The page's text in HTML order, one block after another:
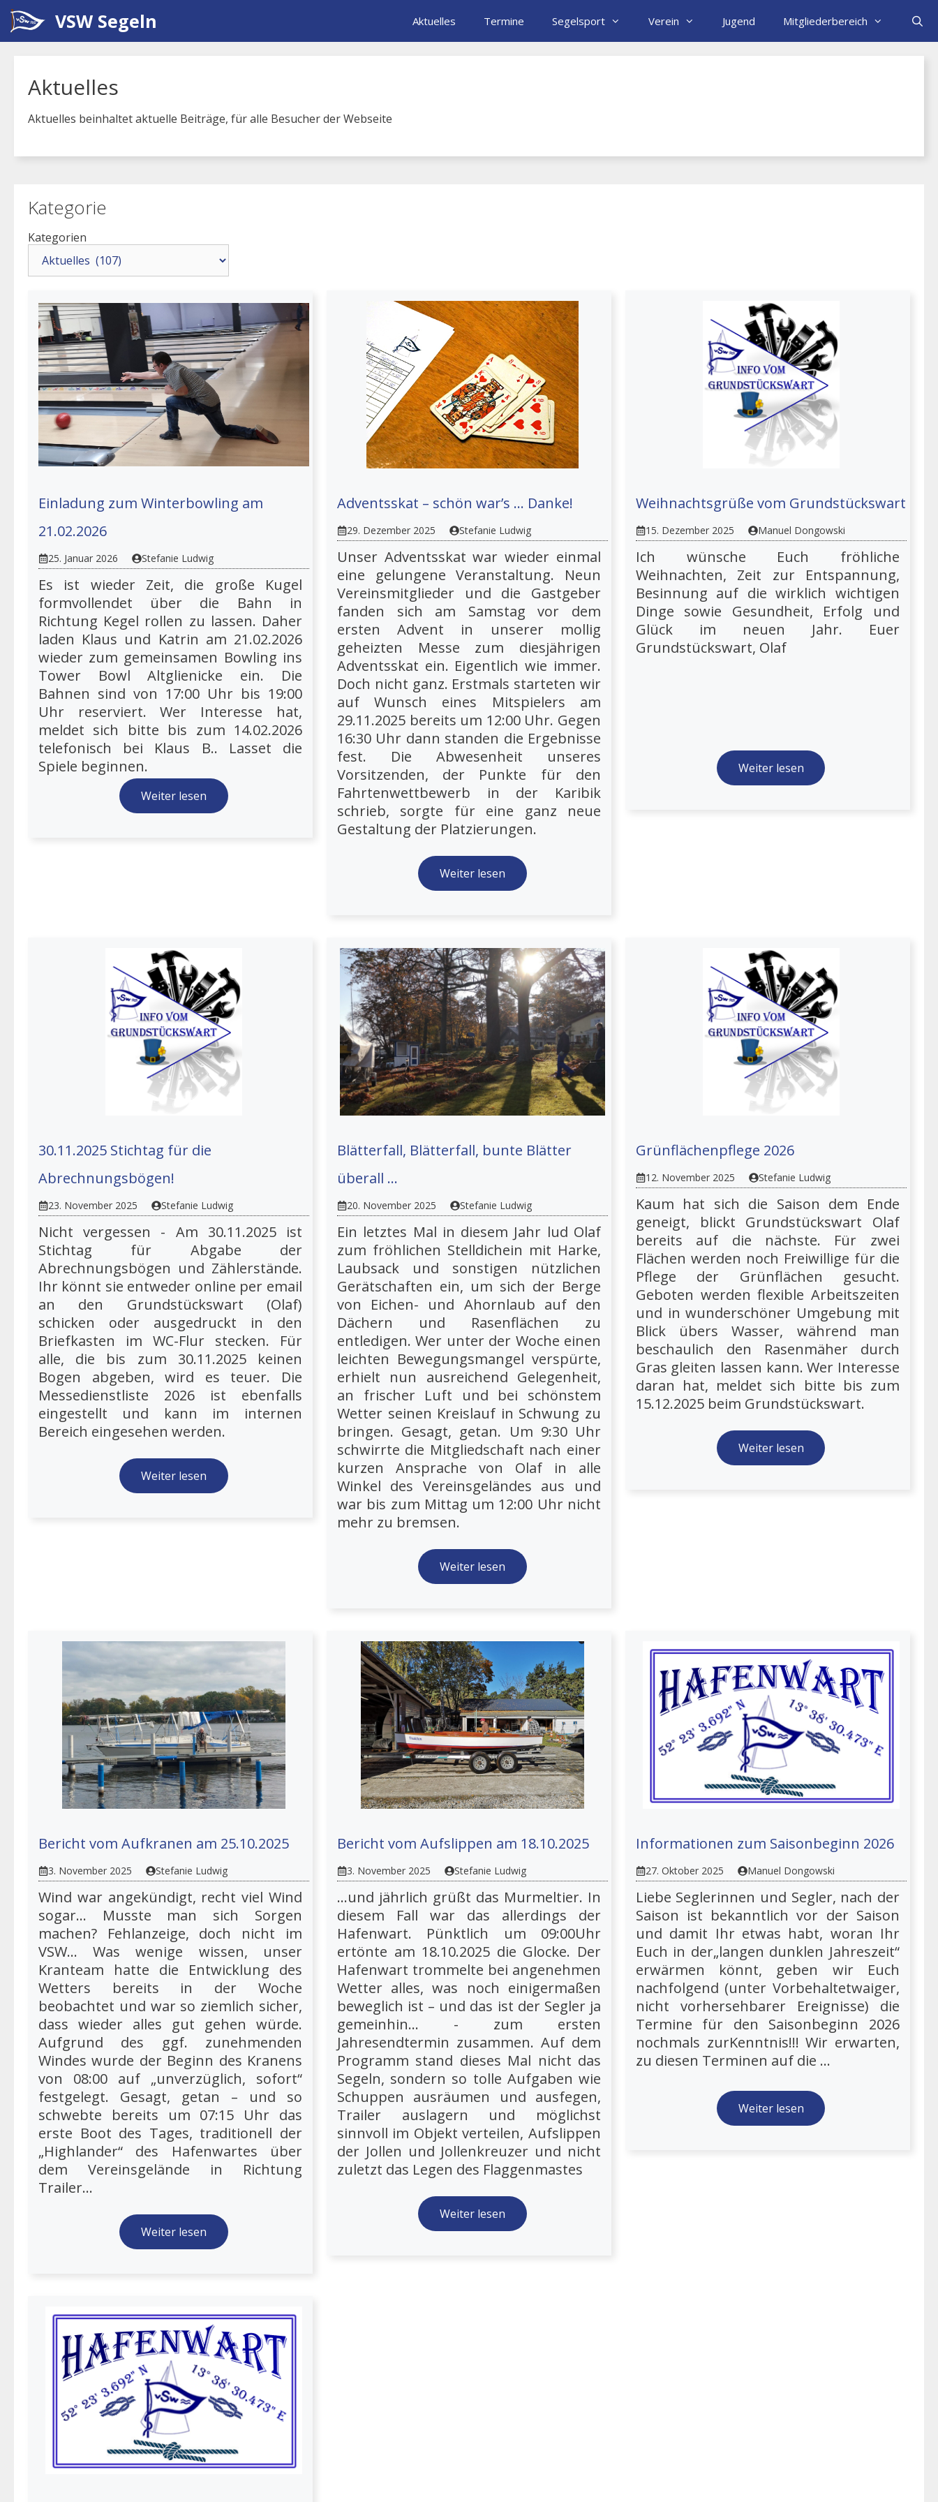
Zum
Inhalt
springen
VSW Segeln Aktuelles Termine Segelsport Verein Jugend Mitgliederbereich
Aktuelles
Aktuelles beinhaltet aktuelle Beiträge, für alle Besucher der Webseite
Kategorie
Kategorien
Einladung zum Winterbowling am
21.02.2026
25. Januar 2026 Stefanie Ludwig
Es ist wieder Zeit, die große Kugel
formvollendet über die Bahn in
Richtung Kegel rollen zu lassen. Daher
laden Klaus und Katrin am 21.02.2026
wieder zum gemeinsamen Bowling ins
Tower Bowl Altglienicke ein. Die
Bahnen sind von 17:00 Uhr bis 19:00
Uhr reserviert. Wer Interesse hat,
meldet sich bitte bis zum 14.02.2026
telefonisch bei Klaus B.. Lasset die
Spiele beginnen.
Weiter lesen
Adventsskat – schön war’s … Danke!
29. Dezember 2025 Stefanie Ludwig
Unser Adventsskat war wieder einmal
eine gelungene Veranstaltung. Neun
Vereinsmitglieder und die Gastgeber
fanden sich am Samstag vor dem
ersten Advent in unserer mollig
geheizten Messe zum diesjährigen
Adventsskat ein. Eigentlich wie immer.
Doch nicht ganz. Erstmals starteten wir
auf Wunsch eines Mitspielers am
29.11.2025 bereits um 12:00 Uhr. Gegen
16:30 Uhr dann standen die Ergebnisse
fest. Die Abwesenheit unseres
Vorsitzenden, der Punkte für den
Fahrtenwettbewerb in der Karibik
schrieb, sorgte für eine ganz neue
Gestaltung der Platzierungen.
Weiter lesen
Weihnachtsgrüße vom Grundstückswart
15. Dezember 2025 Manuel Dongowski
Ich wünsche Euch fröhliche
Weihnachten, Zeit zur Entspannung,
Besinnung auf die wirklich wichtigen
Dinge sowie Gesundheit, Erfolg und
Glück im neuen Jahr. Euer
Grundstückswart, Olaf
Weiter lesen
30.11.2025 Stichtag für die
Abrechnungsbögen!
23. November 2025 Stefanie Ludwig
Nicht vergessen - Am 30.11.2025 ist
Stichtag für Abgabe der
Abrechnungsbögen und Zählerstände.
Ihr könnt sie entweder online per email
an den Grundstückswart (Olaf)
schicken oder ausgedruckt in den
Briefkasten im WC-Flur stecken. Für
alle, die bis zum 30.11.2025 keinen
Bogen abgeben, wird es teuer. Die
Messedienstliste 2026 ist ebenfalls
eingestellt und kann im internen
Bereich eingesehen werden.
Weiter lesen
Blätterfall, Blätterfall, bunte Blätter
überall …
20. November 2025 Stefanie Ludwig
Ein letztes Mal in diesem Jahr lud Olaf
zum fröhlichen Stelldichein mit Harke,
Laubsack und sonstigen nützlichen
Gerätschaften ein, um sich der Berge
von Eichen- und Ahornlaub auf den
Dächern und Rasenflächen zu
entledigen. Wer unter der Woche einen
leichten Bewegungsmangel verspürte,
erhielt nun ausreichend Gelegenheit,
an frischer Luft und bei schönstem
Wetter seinen Kreislauf in Schwung zu
bringen. Gesagt, getan. Um 9:30 Uhr
schwirrte die Mitgliedschaft nach einer
kurzen Ansprache von Olaf in alle
Winkel des Vereinsgeländes aus und
war bis zum Mittag um 12:00 Uhr nicht
mehr zu bremsen.
Weiter lesen
Grünflächenpflege 2026
12. November 2025 Stefanie Ludwig
Kaum hat sich die Saison dem Ende
geneigt, blickt Grundstückswart Olaf
bereits auf die nächste. Für zwei
Flächen werden noch Freiwillige für die
Pflege der Grünflächen gesucht.
Geboten werden flexible Arbeitszeiten
und in wunderschöner Umgebung mit
Blick übers Wasser, während man
beschaulich den Rasenmäher durch
Gras gleiten lassen kann. Wer Interesse
daran hat, meldet sich bitte bis zum
15.12.2025 beim Grundstückswart.
Weiter lesen
Bericht vom Aufkranen am 25.10.2025
3. November 2025 Stefanie Ludwig
Wind war angekündigt, recht viel Wind
sogar… Musste man sich Sorgen
machen? Fehlanzeige, doch nicht im
VSW… Was wenige wissen, unser
Kranteam hatte die Entwicklung des
Wetters bereits in der Woche
beobachtet und war so ziemlich sicher,
dass wieder alles gut gehen würde.
Aufgrund des ggf. zunehmenden
Windes wurde der Beginn des Kranens
von 08:00 auf „unverzüglich, sofort“
festgelegt. Gesagt, getan – und so
schwebte bereits um 07:15 Uhr das
erste Boot des Tages, traditionell der
„Highlander“ des Hafenwartes über
dem Vereinsgelände in Richtung
Trailer...
Weiter lesen
Bericht vom Aufslippen am 18.10.2025
3. November 2025 Stefanie Ludwig
…und jährlich grüßt das Murmeltier. In
diesem Fall war das allerdings der
Hafenwart. Pünktlich um 09:00Uhr
ertönte am 18.10.2025 die Glocke. Der
Hafenwart trommelte bei angenehmen
Wetter alles, was noch einigermaßen
beweglich ist – und das ist der Segler ja
gemeinhin… - zum ersten
Jahresendtermin zusammen. Auf dem
Programm stand dieses Mal nicht das
Segeln, sondern so tolle Aufgaben wie
Schuppen ausräumen und ausfegen,
Trailer auslagern und möglichst
sinnvoll im Objekt verteilen, Aufslippen
der Jollen und Jollenkreuzer und nicht
zuletzt das Legen des Flaggenmastes
Weiter lesen
Informationen zum Saisonbeginn 2026
27. Oktober 2025 Manuel Dongowski
Liebe Seglerinnen und Segler, nach der
Saison ist bekanntlich vor der Saison
und damit Ihr etwas habt, woran Ihr
Euch in der„langen dunklen Jahreszeit“
erwärmen könnt, geben wir Euch
nachfolgend (unter Vorbehaltetwaiger,
nicht vorhersehbarer Ereignisse) die
Termine für den Saisonbeginn 2026
nochmals zurKenntnis!!! Wir erwarten,
zu diesen Terminen auf die ...
Weiter lesen